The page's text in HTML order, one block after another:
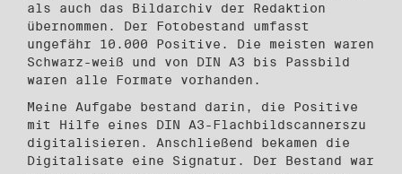
als auch das Bildarchiv der Redaktion
übernommen. Der Fotobestand umfasst
ungefähr 10.000 Positive. Die meisten waren
Schwarz-weiß und von DIN A3 bis Passbild
waren alle Formate vorhanden.
Meine Aufgabe bestand darin, die Positive
mit Hilfe eines DIN A3-Flachbildscannerszu
digitalisieren. Anschließend bekamen die
Digitalisate eine Signatur. Der Bestand war